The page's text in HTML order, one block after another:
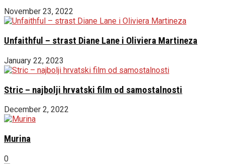
November 23, 2022
Unfaithful – strast Diane Lane i Oliviera Martineza
January 22, 2023
Stric – najbolji hrvatski film od samostalnosti
December 2, 2022
Murina
0